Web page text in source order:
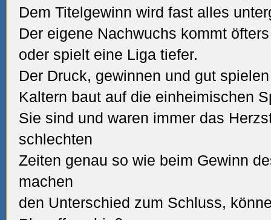
Dem Titelgewinn wird fast alles
Der eigene Nachwuchs kommt
oder spielt eine Liga tiefer.
Der Druck, gewinnen und gut
Kaltern baut auf die einheimischen
Sie sind und waren immer das
schlechten
Zeiten genau so wie beim Gewinn
machen
den Unterschied zum Schluss,